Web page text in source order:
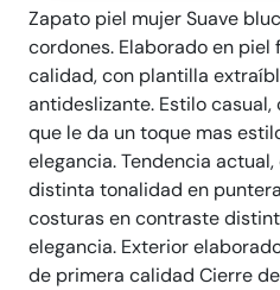
Zapato piel mujer Suave
cordones. Elaborado en
calidad, con plantilla
antideslizante. Estilo
que le da un toque mas
elegancia. Tendencia
distinta tonalidad en
costuras en contraste
elegancia. Exterior
de primera calidad Cierre